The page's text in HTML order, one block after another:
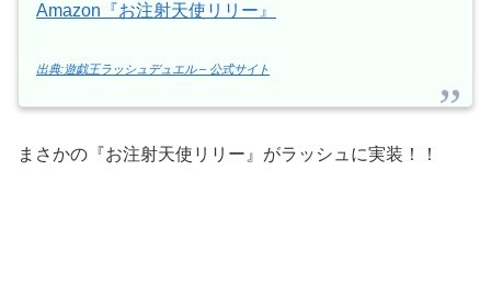
Amazon『お注射天使リリー』
出典:遊戯王ラッシュデュエル – 公式サイト
まさかの『お注射天使リリー』がラッシュに実装！！